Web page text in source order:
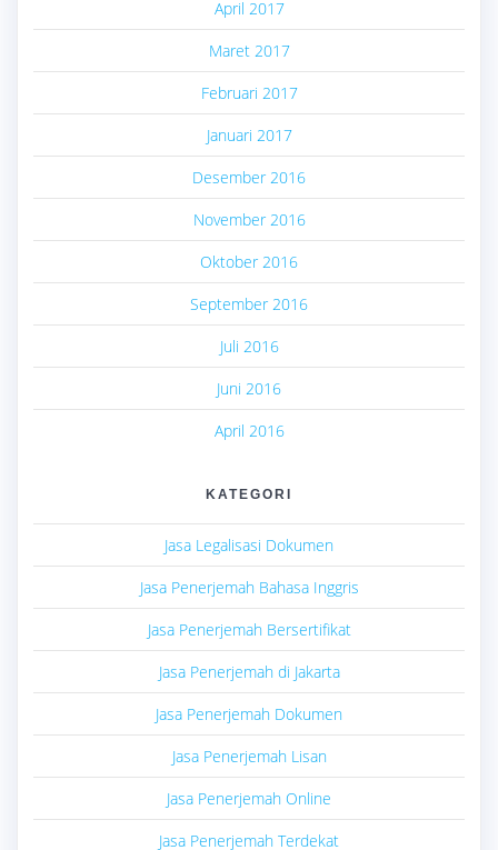
April 2017
Maret 2017
Februari 2017
Januari 2017
Desember 2016
November 2016
Oktober 2016
September 2016
Juli 2016
Juni 2016
April 2016
KATEGORI
Jasa Legalisasi Dokumen
Jasa Penerjemah Bahasa Inggris
Jasa Penerjemah Bersertifikat
Jasa Penerjemah di Jakarta
Jasa Penerjemah Dokumen
Jasa Penerjemah Lisan
Jasa Penerjemah Online
Jasa Penerjemah Terdekat